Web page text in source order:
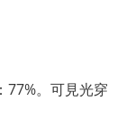
77%。
可見光穿